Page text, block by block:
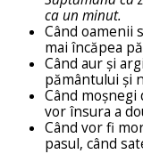
ca un minut.
Când oamenii
mai încăpea
Când aur și
pământului și
Când moșnegi
vor însura a
Când vor fi
pasul, când